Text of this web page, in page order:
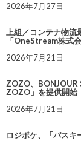
2026年7月27日
上組／コンテナ物
「OneStream株式
2026年7月21日
ZOZO、BONJOUR
ZOZO」を提供開始
2026年7月21日
ロジポケ、「パスキ